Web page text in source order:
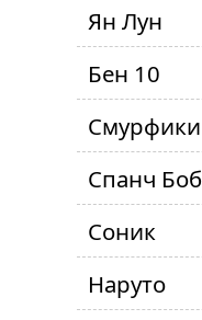
Ян Лун
Бен 10
Смурфики
Спанч Боб
Соник
Наруто